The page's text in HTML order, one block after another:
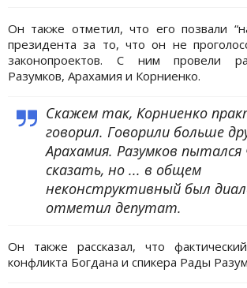
Он также отметил, что его позвали
президента за то, что он не
законопроектов. С ним провели
Разумков, Арахамия и Корниенко.
Скажем так, Корниенко
говорил. Говорили больше
Арахамия. Разумков
сказать, но ... в общем
неконструктивный был
отметил депутат.
Он также рассказал, что
конфликта Богдана и спикера Рады